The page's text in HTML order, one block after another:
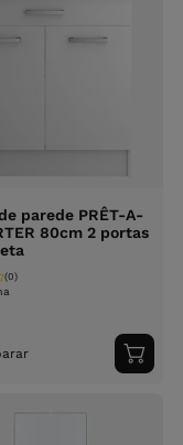
parede PRÊT-A-
80cm 2 portas
(0)
ao